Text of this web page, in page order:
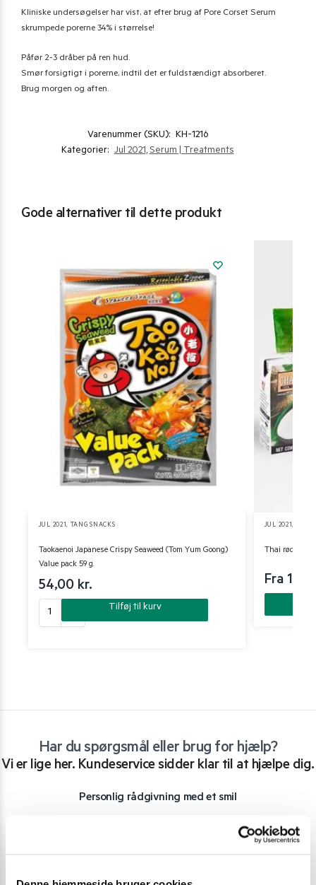
Kliniske undersøgelser har vist, at efter brug af Pore Corset Serum
skrumpede porerne 34% i størrelse!
Påfør 2-3 dråber på ren hud.
Smør forsigtigt i porerne, indtil det er fuldstændigt absorberet.
Brug morgen og aften.
Varenummer (SKU): KH-1216
Kategorier: Jul 2021, Serum | Treatments
Gode alternativer til dette produkt
JUL 2021, TANG SNACKS
Taokaenoi Japanese Crispy Seaweed (Tom Yum Goong)
Value pack 59 g.
54,00 kr.
Tilføj til kurv
JUL 2021,
Thai rød
Fra
Har du spørgsmål eller brug for hjælp?
Vi er lige her. Kundeservice sidder klar til at hjælpe dig.
Personlig rådgivning med et smil
Vi guider dig igennem asiatisk mad